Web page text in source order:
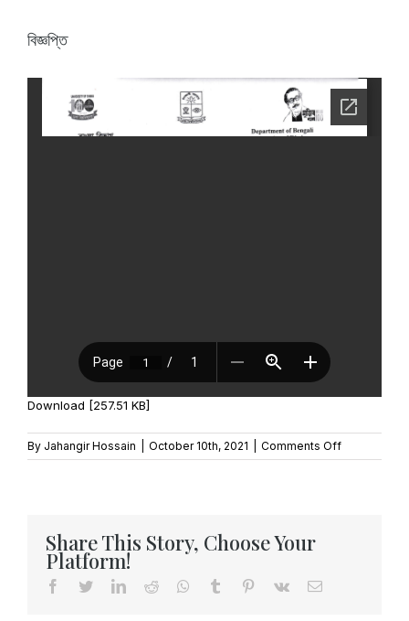
বিজ্ঞপ্তি
Download [257.51 KB]
By Jahangir Hossain October 10th, 2021 Comments Offon
বিজ্ঞপ্তি
Share This Story, Choose Your
Platform!
Facebook
TwitterLinkedIn
Reddit Whatsapp
Tumblr Pinterest
Vk Email